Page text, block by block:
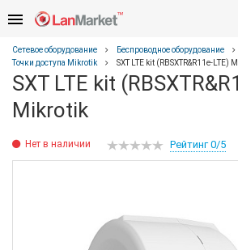
Сетевое оборудование Беспроводное оборудование
Точки доступа Mikrotik
SXT LTE kit (RBSXTR&R11e-LTE)
SXT LTE kit
Mikrotik
Нет в наличии Рейтинг 0/5